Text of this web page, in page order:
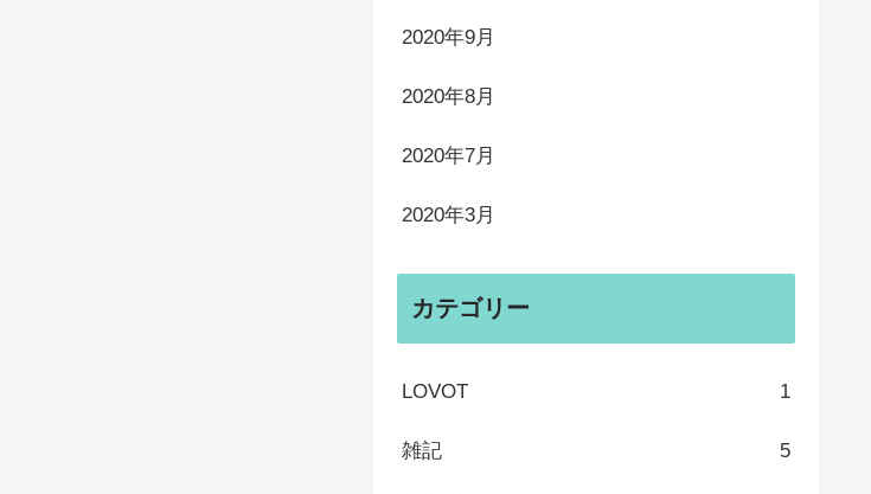
2020年9月
2020年8月
2020年7月
2020年3月
カテゴリー
LOVOT 1
雑記 5